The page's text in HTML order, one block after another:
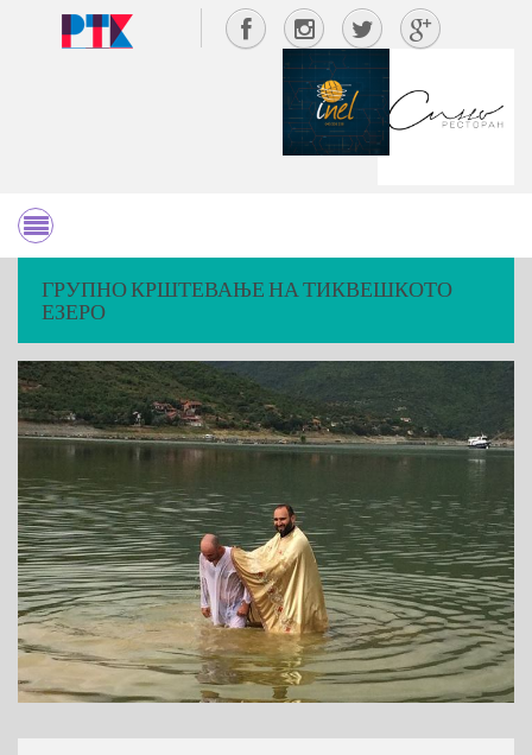
ГРУПНО КРШТЕВАЊЕ НА ТИКВЕШКОТО
ЕЗЕРО